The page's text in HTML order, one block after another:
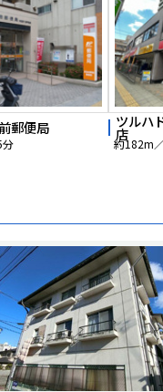
郵便局 ツルハ
店
約182m